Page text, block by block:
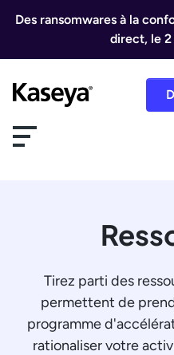
Des ransomwares à la
direct, le
Tirez parti des
permettent de
programme
rationaliser votre